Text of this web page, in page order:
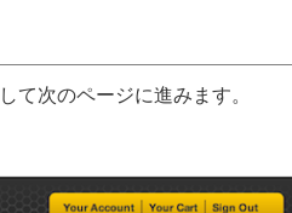
て次のページに進みます。